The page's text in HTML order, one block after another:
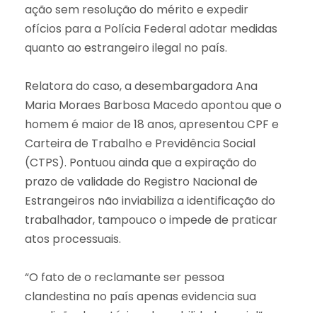
ação sem resolução do mérito e expedir
ofícios para a Polícia Federal adotar medidas
quanto ao estrangeiro ilegal no país.
Relatora do caso, a desembargadora Ana
Maria Moraes Barbosa Macedo apontou que o
homem é maior de 18 anos, apresentou CPF e
Carteira de Trabalho e Previdência Social
(CTPS). Pontuou ainda que a expiração do
prazo de validade do Registro Nacional de
Estrangeiros não inviabiliza a identificação do
trabalhador, tampouco o impede de praticar
atos processuais.
“O fato de o reclamante ser pessoa
clandestina no país apenas evidencia sua